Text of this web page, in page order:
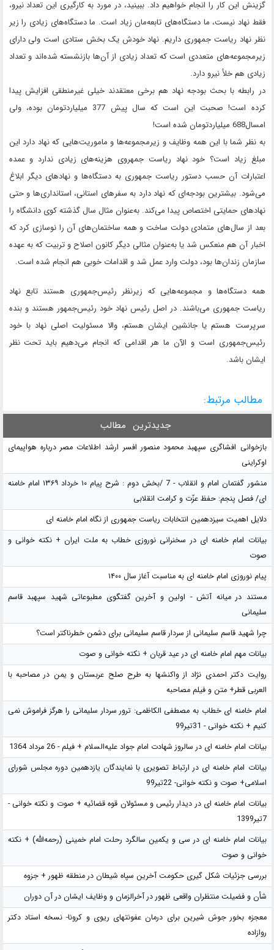
گزینش این کار را انجام خواهیم داد. ببینید، در مورد به کارگیری این تعداد نیرو،
فقط نهاد نیست، ما دستگاه‌های تابعه‌مان زیاد است. ما دستگاه‌های زیادی را زیر
نظر نهاد ریاست جمهوری داریم. نهاد خودش یک بخش ستادی است ولی دارای
زیرمجموعه‌های متعددی است که تعداد زیادی از آن‌ها بازنشسته شده‌اند و تعداد
زیادی هم خلأ نیرو دارد.
در رابطه با بحث بودجه نهاد هم برخی معتقدند خیلی غیرمنطقی افزایش پیدا
کرده است! صحبت این است که سال پیش 377 میلیاردتومان بوده، ولی
امسال688 میلیاردتومان شده است!
به نظر شما با این همه وظایف و زیرمجموعه‌ها و ماموریت‌هایی که نهاد دارد این
مبلغ زیاد است؟ خود نهاد ریاست جمهروی هزینه‌های زیادی ندارد و عمده
اعتبارات آن حسب دستور ریاست جمهوری به دستگاه‌ها و نهادهای دیگر ابلاغ
می‌شود. بیشترین بودجه‌ای که نهاد دارد به سفرهای استانی، استانداری‌ها و حتی
نهادهای حمایتی اختصاص پیدا می‌کند. به‌عنوان مثال سال گذشته کوی دانشگاه را
بعد از سال‌های متمادی دولت ساخت و همه ساختمان‌های آن را نوسازی کرد که
اخبار آن هم منعکس شد یا به‌عنوان مثالی دیگر کانون اصلاح و تربیت که به عهده
سازمان زندان‌ها بود، دولت وارد عمل شد و اقدامات خوبی هم انجام شده است.
همه دستگاه‌ها و مجموعه‌هایی که زیرنظر رئیس‌جمهوری هستند تابع نهاد
ریاست جمهوری می‌باشند. در اصل رئیس نهاد خود رئیس‌جمهور هستند و بنده
سرپرست هستم یا جانشین ایشان هستم، والا مسئولیت اصلی نهاد با خود
رئیس‌جمهوری است و الآن ما هر اقدامی که انجام می‌دهیم باید تحت نظر
ایشان باشد.
مطالب مرتبط:
جدیدترین مطالب
بازخوانی افشاگری سپهبد محمود منصور افسر ارشد اطلاعات مصر درباره هواپیمای
اوکراینی
منشور گفتمان امام و انقلاب - 7 /بخش دوم : شرح پیام ۱۰ خرداد ۱۳۶۹ امام خامنه
ای/ فصل پنجم: حفظ عزّت و کرامت انقلابی
دلایل اهمیت سیزدهمین انتخابات ریاست جمهوری از نگاه امام خامنه ای
بیانات امام خامنه ای در سخنرانی نوروزی خطاب به ملت ایران + نکته خوانی و
صوت
پیام نوروزی امام خامنه ای به مناسبت آغاز سال ۱۴۰۰
مستند در میانه آتش - اولین و آخرین گفتگوی مطبوعاتی شهید سپهبد قاسم
سلیمانی
چرا شهید قاسم سلیمانی از سردار قاسم سلیمانی برای دشمن خطرناکتر است؟
بیانات مهم امام خامنه ای در عید قربان + نکته خوانی و صوت
روایت دکتر احمدی نژاد از واکنشها به طرح صلح عربستان و یمن در مصاحبه با
العربی قطر+ متن و فیلم مصاحبه
امام خامنه ای خطاب به مصطفی الکاظمی: ترور سردار سلیمانی را هرگز فراموش نمی
کنیم + نکته خوانی - 31تیر99
بیانات امام خامنه ای در سالروز شهادت امام جواد علیه‌السلام + فیلم - 26 مرداد 1364
بیانات امام خامنه ای در ارتباط تصویری با نمایندگان یازدهمین دوره مجلس شورای
اسلامی+ صوت و نکته خوانی- 22تیر99
بیانات امام خامنه ای در دیدار رئیس و مسئولان قوه قضائیه + صوت و نکته خوانی -
7تیر1399
بیانات امام خامنه ای در سی و یکمین سالگرد رحلت امام خمینی (رحمه‌الله) + نکته
خوانی و صوت
بررسی جزئیات شکل گیری حکومت آخرین سپاه شیطان در منطقه ظهور + جزوه
شأن و فضیلت منتظران واقعی ظهور در آخرالزمان و وظایف ایشان در آن دوران
معجزه بخور جوش شیرین برای درمان عفونتهای ریوی و کرونا- نسخه استاد دکتر
روازاده